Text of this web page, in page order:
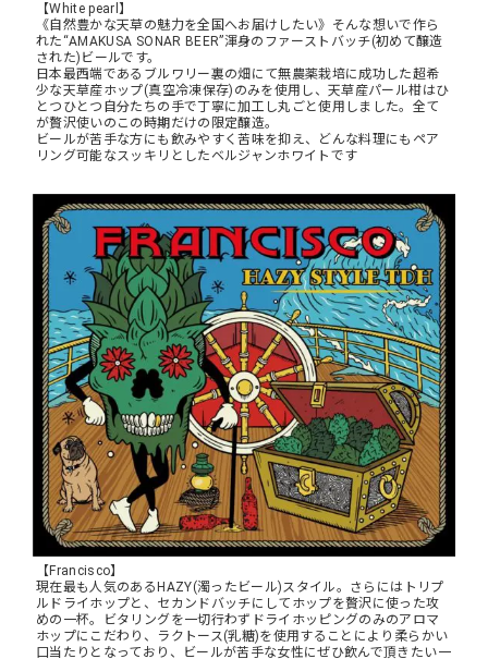
【White pearl】
《自然豊かな天草の魅力を全国へお届けしたい》そんな想いで作ら
れた“AMAKUSA SONAR BEER”渾身のファーストバッチ(初めて醸造
された)ビールです。
日本最西端であるブルワリー裏の畑にて無農薬栽培に成功した超希
少な天草産ホップ(真空冷凍保存)のみを使用し、天草産パール柑はひ
とつひとつ自分たちの手で丁寧に加工し丸ごと使用しました。全て
が贅沢使いのこの時期だけの限定醸造。
ビールが苦手な方にも飲みやすく苦味を抑え、どんな料理にもペア
リング可能なスッキリとしたベルジャンホワイトです
【Francisco】
現在最も人気のあるHAZY(濁ったビール)スタイル。さらにはトリプ
ルドライホップと、セカンドバッチにしてホップを贅沢に使った攻
めの一杯。ビタリングを一切行わずドライホッピングのみのアロマ
ホップにこだわり、ラクトース(乳糖)を使用することにより柔らかい
口当たりとなっており、ビールが苦手な女性にぜひ飲んで頂きたい一